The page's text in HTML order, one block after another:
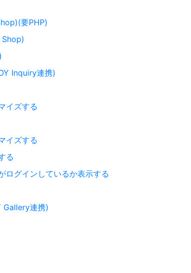
要PHP)
Shop)
Inquiry連携)
イズする
イズする
る
ログインしているか表示する
Gallery連携)